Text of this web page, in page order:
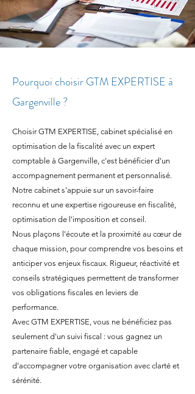
Pourquoi choisir GTM EXPERTISE à
Gargenville ?
Choisir GTM EXPERTISE, cabinet spécialisé en
optimisation de la fiscalité avec un expert
comptable à Gargenville, c'est bénéficier d'un
accompagnement permanent et personnalisé.
Notre cabinet s'appuie sur un savoir-faire
reconnu et une expertise rigoureuse en fiscalité,
optimisation de l'imposition et conseil.
Nous plaçons l'écoute et la proximité au cœur de
chaque mission, pour comprendre vos besoins et
anticiper vos enjeux fiscaux. Rigueur, réactivité et
conseils stratégiques permettent de transformer
vos obligations fiscales en leviers de
performance.
Avec GTM EXPERTISE, vous ne bénéficiez pas
seulement d'un suivi fiscal : vous gagnez un
partenaire fiable, engagé et capable
d'accompagner votre organisation avec clarté et
sérénité.